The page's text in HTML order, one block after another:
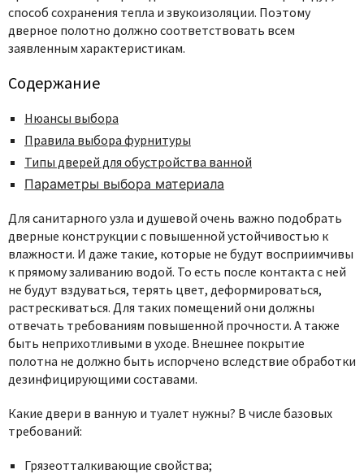
способ сохранения тепла и звукоизоляции. Поэтому
дверное полотно должно соответствовать всем
заявленным характеристикам.
Содержание
Нюансы выбора
Правила выбора фурнитуры
Типы дверей для обустройства ванной
Параметры выбора материала
Для санитарного узла и душевой очень важно подобрать
дверные конструкции с повышенной устойчивостью к
влажности. И даже такие, которые не будут восприимчивы
к прямому заливанию водой. То есть после контакта с ней
не будут вздуваться, терять цвет, деформироваться,
растрескиваться. Для таких помещений они должны
отвечать требованиям повышенной прочности. А также
быть неприхотливыми в уходе. Внешнее покрытие
полотна не должно быть испорчено вследствие обработки
дезинфицирующими составами.
Какие двери в ванную и туалет нужны? В числе базовых
требований:
Грязеотталкивающие свойства;